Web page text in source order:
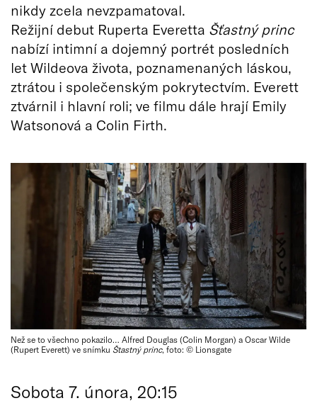
nikdy zcela nevzpamatoval.
Režijní debut Ruperta Everetta Šťastný princ
nabízí intimní a dojemný portrét posledních
let Wildeova života, poznamenaných láskou,
ztrátou i společenským pokrytectvím. Everett
ztvárnil i hlavní roli; ve filmu dále hrají Emily
Watsonová a Colin Firth.
Než se to všechno pokazilo… Alfred Douglas (Colin Morgan) a Oscar Wilde
(Rupert Everett) ve snímku Štastný princ, foto: © Lionsgate
Sobota 7. února, 20:15